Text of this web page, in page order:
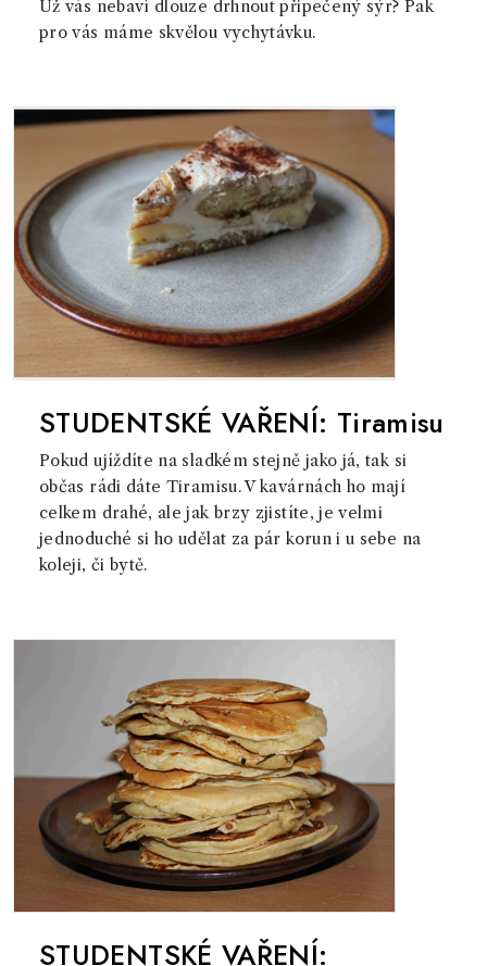
Už vás nebaví dlouze drhnout připečený sýr? Pak
pro vás máme skvělou vychytávku.
STUDENTSKÉ VAŘENÍ: Tiramisu
Pokud ujíždíte na sladkém stejně jako já, tak si
občas rádi dáte Tiramisu. V kavárnách ho mají
celkem drahé, ale jak brzy zjistíte, je velmi
jednoduché si ho udělat za pár korun i u sebe na
koleji, či bytě.
STUDENTSKÉ VAŘENÍ: